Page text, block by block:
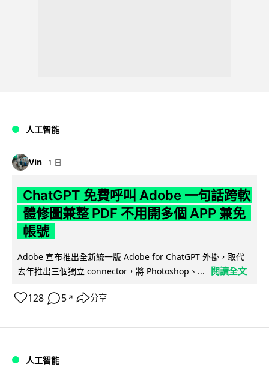
人工智能
Vin 1 日
ChatGPT 免費呼叫 Adobe 一句話跨軟
體修圖兼整 PDF 不用開多個 APP 兼免
帳號
Adobe 宣布推出全新統一版 Adobe for ChatGPT 外掛，取代
去年推出三個獨立 connector，將 Photoshop、...
閱讀全文
128 5 ↗ 分享
人工智能